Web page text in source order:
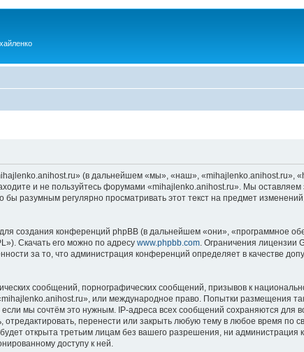
(в дальнейшем «мы», «наш», «mihajlenko.anihost.ru»,
и не пользуйтесь форумами «mihajlenko.anihost.ru». Мы
разумным регулярно просматривать этот текст на предмет
создания конференций phpBB (в дальнейшем «они», «программное
Скачать его можно по адресу www.phpbb.com. Ограничения лицензии
за то, что администрация конференций определяет в качестве
сообщений, порнографических сообщений, призывов к
или международное право. Попытки размещения
мы сочтём это нужным. IP-адреса всех сообщений сохраняются для
перенести или закрыть любую тему в любое время по
открыта третьим лицам без вашего разрешения, ни
доступу к ней.